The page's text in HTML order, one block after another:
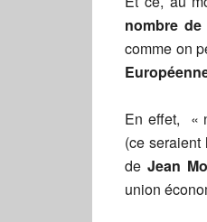
nombre
comme on
En effet, «
(ce
de Jean
union